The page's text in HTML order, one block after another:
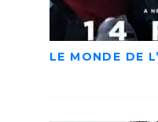
LE MONDE DE